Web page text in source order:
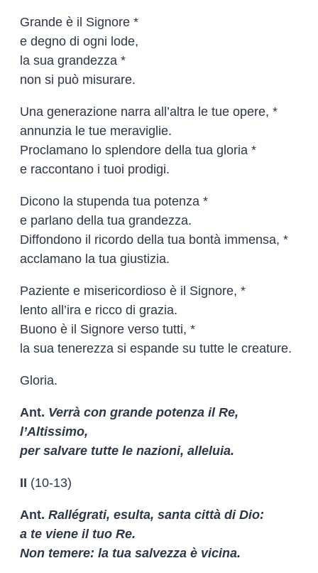
Grande è il Signore *
e degno di ogni lode,
la sua grandezza *
non si può misurare.
Una generazione narra all’altra le tue opere, *
annunzia le tue meraviglie.
Proclamano lo splendore della tua gloria *
e raccontano i tuoi prodigi.
Dicono la stupenda tua potenza *
e parlano della tua grandezza.
Diffondono il ricordo della tua bontà immensa, *
acclamano la tua giustizia.
Paziente e misericordioso è il Signore, *
lento all’ira e ricco di grazia.
Buono è il Signore verso tutti, *
la sua tenerezza si espande su tutte le creature.
Gloria.
Ant. Verrà con grande potenza il Re,
l’Altissimo,
per salvare tutte le nazioni, alleluia.
II (10-13)
Ant. Rallégrati, esulta, santa città di Dio:
a te viene il tuo Re.
Non temere: la tua salvezza è vicina.